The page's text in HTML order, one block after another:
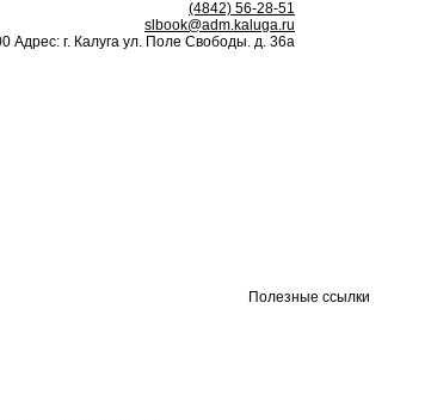
(4842) 56-28-51
slbook@adm.kaluga.ru
Адрес: г. Калуга ул. Поле Свободы. д. 36а
Полезные ссылки